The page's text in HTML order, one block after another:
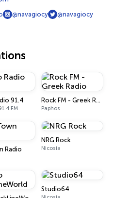
@navagiocy
@navagiocy
91.4
FM
Rock FM - Greek Radio
Paphos
Radio
NRG Rock
Nicosia
Studio64